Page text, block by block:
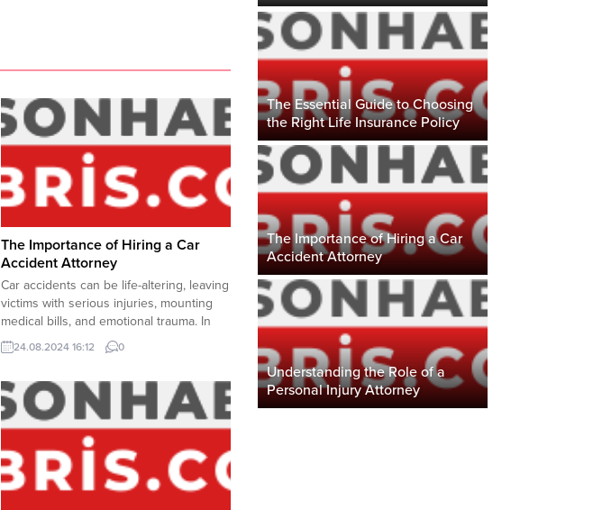
The Importance of Hiring a Car
Accident Attorney
Car accidents can be life-altering, leaving
victims with serious injuries, mounting
medical bills, and emotional trauma. In
such situations, hiring a car accident
attorney can be crucial in ensuring that
receive the compensation you deserve.
These legal professionals specialize in
helping victims navigate...
24.08.2024 16:12 0
The Essential Guide to Choosing
the Right Life Insurance Policy
The Importance of Hiring a Car
Accident Attorney
Understanding the Role of a
Personal Injury Attorney